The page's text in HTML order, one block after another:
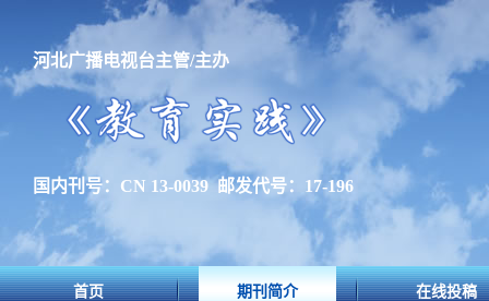
河北广播电视台主管/主办
国内刊号：CN 13-0039 邮发代号：17-196
首页 期刊简介 在线投稿